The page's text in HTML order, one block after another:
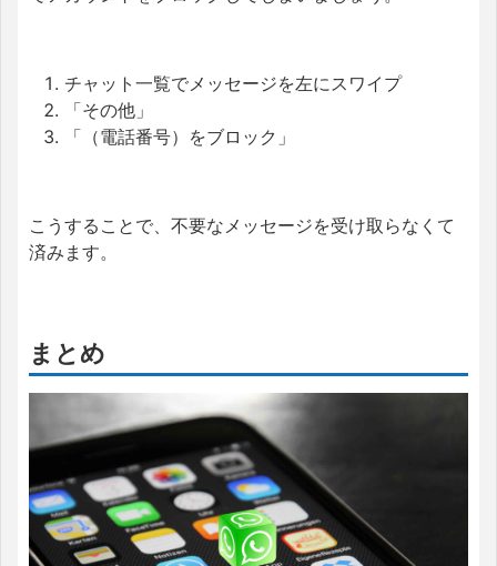
チャット一覧でメッセージを左にスワイプ
「その他」
「（電話番号）をブロック」
こうすることで、不要なメッセージを受け取らなくて
済みます。
まとめ